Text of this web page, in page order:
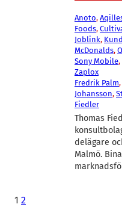
Anoto,
Foods,
Joblink,
McDonalds,
Sony Mobile,
Zaplox
Fredrik Palm,
Johansson,
Fiedler
Thomas
delägare
Malmö.
1 2